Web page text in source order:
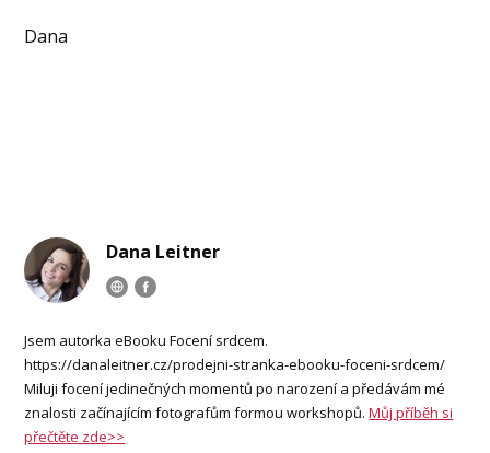
Dana
Dana Leitner
Jsem autorka eBooku Focení srdcem.
https://danaleitner.cz/prodejni-stranka-ebooku-foceni-srdcem/
Miluji focení jedinečných momentů po narození a předávám mé
znalosti začínajícím fotografům formou workshopů.Můj příběh si
přečtěte zde>>